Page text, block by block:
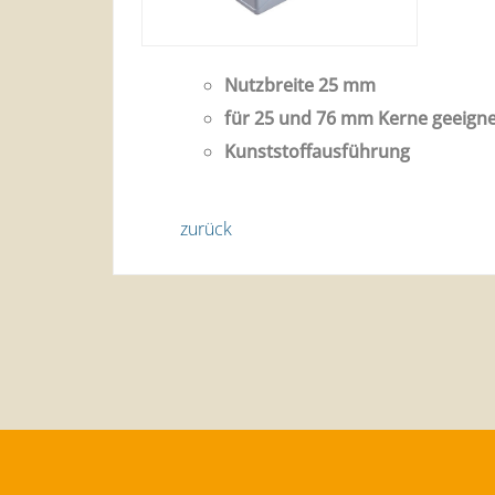
Nutzbreite 25 mm
für 25 und 76 mm Kerne
Kunststoffausführung